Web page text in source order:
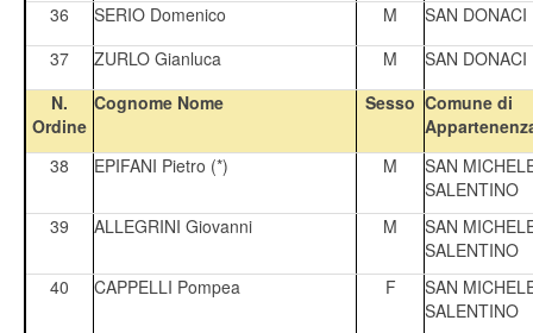
36
SERIO Domenico M
SAN DONACI
37
ZURLO Gianluca M
SAN DONACI
N.
Ordine
Cognome Nome Sesso Comune di
38
EPIFANI Pietro (*) M
SAN
SALENTINO
39
ALLEGRINI Giovanni M
SAN
SALENTINO
40
CAPPELLI Pompea F
SAN
SALENTINO